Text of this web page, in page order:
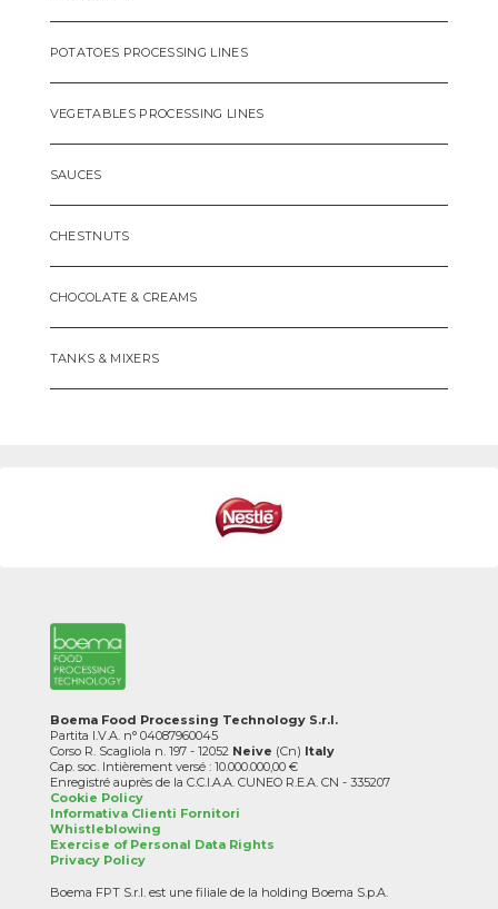
POTATOES PROCESSING LINES
VEGETABLES PROCESSING LINES
SAUCES
CHESTNUTS
CHOCOLATE & CREAMS
TANKS & MIXERS
Boema Food Processing Technology S.r.l.
Partita I.V.A. n° 04087960045
Corso R. Scagliola n. 197 - 12052 Neive (Cn) Italy
Cap. soc. Intièrement versé : 10.000.000,00 €
Enregistré auprès de la C.C.I.A.A. CUNEO R.E.A. CN - 335207
Cookie Policy
Informativa Clienti Fornitori
Whistleblowing
Exercise of Personal Data Rights
Privacy Policy
Boema FPT S.r.l. est une filiale de la holding Boema S.p.A.